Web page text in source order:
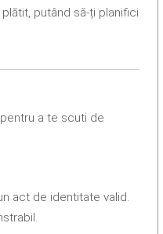
putând să-ți planifici
a te scuti de
act de identitate valid.